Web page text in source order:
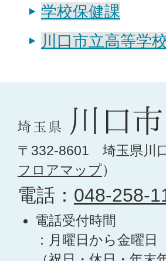
学校保健課
川口市立高等学
〒332-8601 埼玉県川
フロアマップ）
電話： 048-258-
電話受付時間
：月曜日から金曜